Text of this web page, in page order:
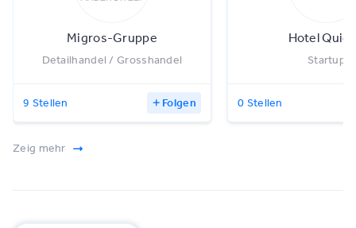
Migros-Gruppe
Detailhandel / Grosshandel
9 Stellen Folgen
Hotel
Startup
0 Stellen
Zeig mehr